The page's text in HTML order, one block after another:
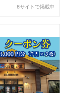
8サイトで掲載中